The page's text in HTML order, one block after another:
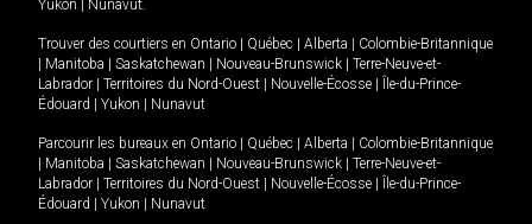
Yukon
Nunavut.
Trouver des courtiers en Ontario Québec Alberta
Colombie-Britannique
Manitoba Saskatchewan Nouveau-Brunswick
Terre-Neuve-et-
Labrador
Territoires du Nord-Ouest Nouvelle-Écosse
Île-du-Prince-
Édouard
Yukon Nunavut
Parcourir les bureaux en Ontario Québec Alberta
Colombie-Britannique
Manitoba Saskatchewan Nouveau-Brunswick
Terre-Neuve-et-
Labrador
Territoires du Nord-Ouest Nouvelle-Écosse
Île-du-Prince-
Édouard
Yukon Nunavut